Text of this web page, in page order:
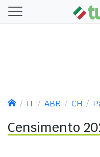
IT ABR CH
Censimento